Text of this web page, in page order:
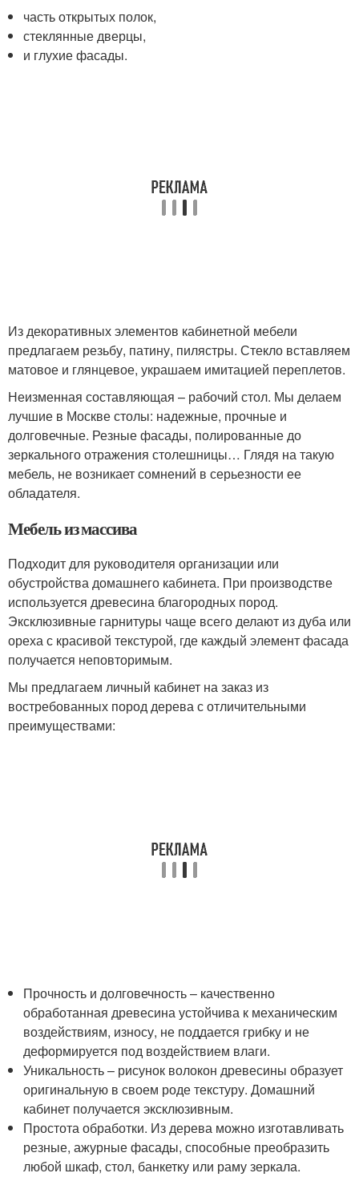
часть открытых полок,
стеклянные дверцы,
и глухие фасады.
Из декоративных элементов кабинетной мебели
предлагаем резьбу, патину, пилястры. Стекло вставляем
матовое и глянцевое, украшаем имитацией переплетов.
Неизменная составляющая – рабочий стол. Мы делаем
лучшие в Москве столы: надежные, прочные и
долговечные. Резные фасады, полированные до
зеркального отражения столешницы… Глядя на такую
мебель, не возникает сомнений в серьезности ее
обладателя.
Мебель из массива
Подходит для руководителя организации или
обустройства домашнего кабинета. При производстве
используется древесина благородных пород.
Эксклюзивные гарнитуры чаще всего делают из дуба или
ореха с красивой текстурой, где каждый элемент фасада
получается неповторимым.
Мы предлагаем личный кабинет на заказ из
востребованных пород дерева с отличительными
преимуществами:
Прочность и долговечность – качественно
обработанная древесина устойчива к механическим
воздействиям, износу, не поддается грибку и не
деформируется под воздействием влаги.
Уникальность – рисунок волокон древесины образует
оригинальную в своем роде текстуру. Домашний
кабинет получается эксклюзивным.
Простота обработки. Из дерева можно изготавливать
резные, ажурные фасады, способные преобразить
любой шкаф, стол, банкетку или раму зеркала.